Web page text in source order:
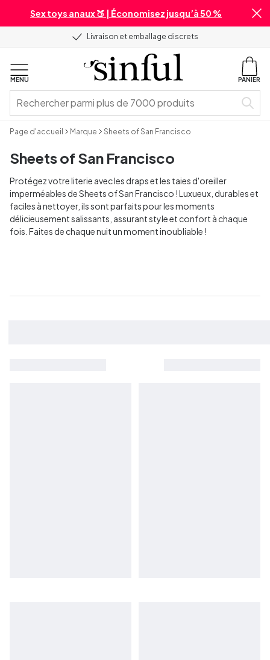
Sex toys anaux 🍑 | Économisez jusqu’à 50 %
Livraison et emballage discrets
MENU PANIER
Page d'accueil Marque Sheets of San Francisco
Sheets of San Francisco
Protégez votre literie avec les draps et les taies d'oreiller
imperméables de Sheets of San Francisco ! Luxueux, durables et
faciles à nettoyer, ils sont parfaits pour les moments
délicieusement salissants, assurant style et confort à chaque
fois. Faites de chaque nuit un moment inoubliable !